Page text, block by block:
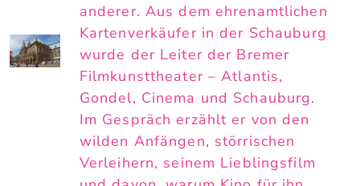
anderer. Aus dem ehrenamtlichen
Kartenverkäufer in der Schauburg
wurde der Leiter der Bremer
Filmkunsttheater – Atlantis,
Gondel, Cinema und Schauburg.
Im Gespräch erzählt er von den
wilden Anfängen, störrischen
Verleihern, seinem Lieblingsfilm